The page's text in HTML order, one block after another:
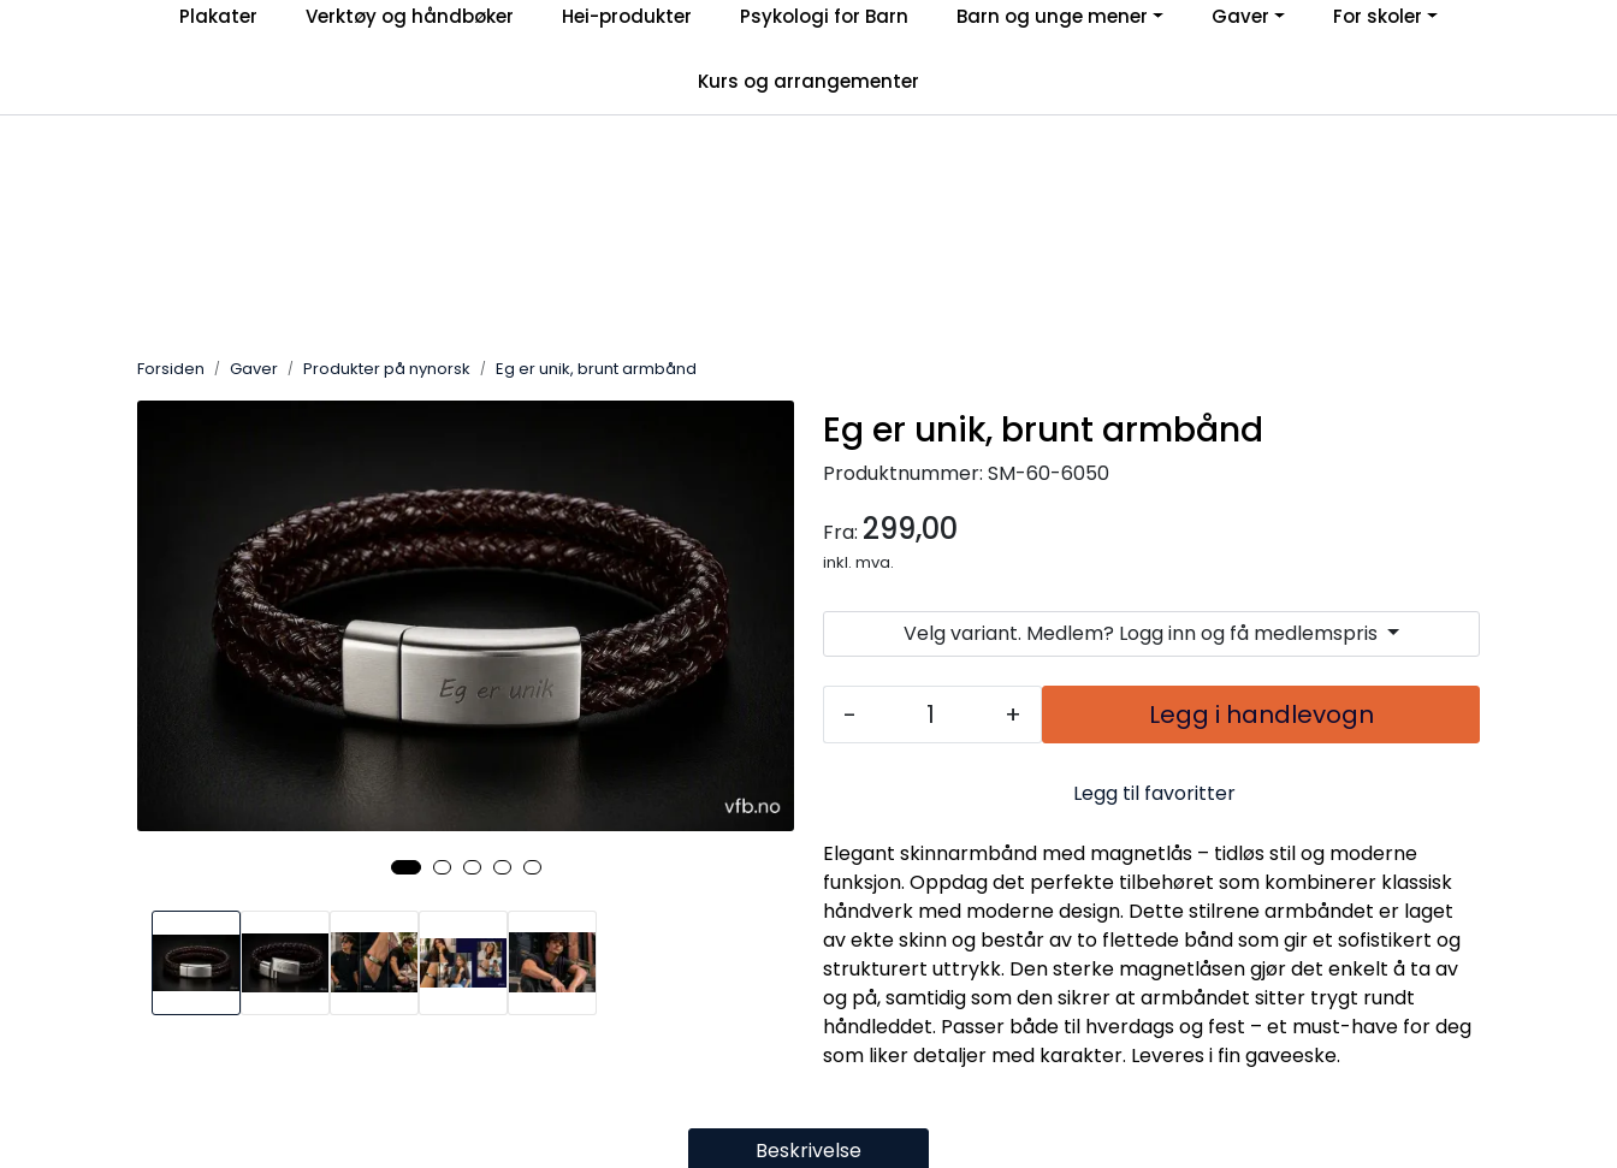
Skip to main content Privatkunde: Fri frakt på ordre over 599 kr.
Plakater Verktøy og håndbøker Hei-produkter Psykologi for Barn Barn og unge mener Gaver For skoler
Kurs og arrangementer
Forsiden Gaver Produkter på nynorsk Eg er unik, brunt armbånd
Eg er unik, brunt armbånd
Produktnummer: SM-60-6050
Fra: 299,00
inkl. mva.
Velg variant. Medlem? Logg inn og få medlemspris
- + Legg i handlevogn
Legg til favoritter
Elegant skinnarmbånd med magnetlås – tidløs stil og moderne
funksjon. Oppdag det perfekte tilbehøret som kombinerer klassisk
håndverk med moderne design. Dette stilrene armbåndet er laget
av ekte skinn og består av to flettede bånd som gir et sofistikert og
strukturert uttrykk. Den sterke magnetlåsen gjør det enkelt å ta av
og på, samtidig som den sikrer at armbåndet sitter trygt rundt
håndleddet. Passer både til hverdags og fest – et must-have for deg
som liker detaljer med karakter. Leveres i fin gaveeske.
Beskrivelse